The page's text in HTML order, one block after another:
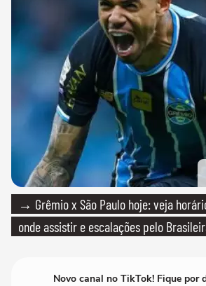
→ Grêmio x São Paulo hoje: veja
onde assistir e escalações pelo
Novo canal no TikTok! Fique por